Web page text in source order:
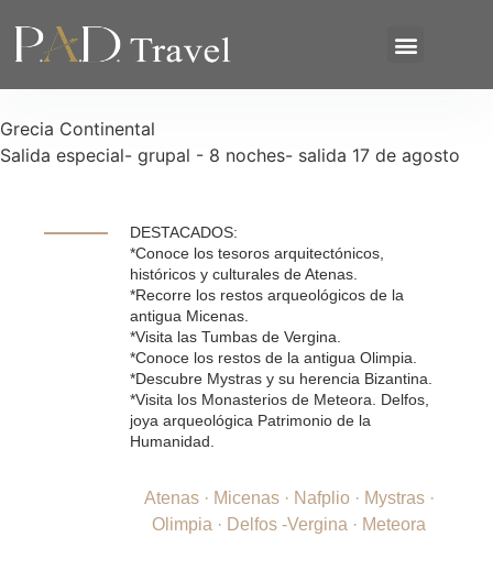
Grecia Continental
Salida especial- grupal - 8 noches- salida 17 de agosto
DESTACADOS:
*Conoce los tesoros arquitectónicos,
históricos y culturales de Atenas.
*Recorre los restos arqueológicos de la
antigua Micenas.
*Visita las Tumbas de Vergina.
*Conoce los restos de la antigua Olimpia.
*Descubre Mystras y su herencia Bizantina.
*Visita los Monasterios de Meteora. Delfos,
joya arqueológica Patrimonio de la
Humanidad.
Atenas · Micenas · Nafplio · Mystras ·
Olimpia · Delfos -Vergina · Meteora